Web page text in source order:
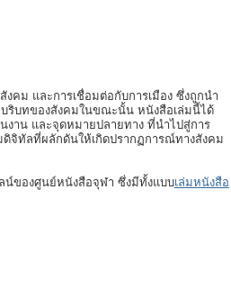
คม และการเชื่อมต่อกับการเมือง ซึ่งถูกนำ
บริบทของสังคมในขณะนั้น หนังสือเล่มนี้ได้
าน และจุดหมายปลายทาง ที่นำไปสู่การ
จิทัลที่ผลักดันให้เกิดปรากฏการณ์ทางสังคม
น์ของศูนย์หนังสือจุฬา ซึ่งมีทั้งแบบเล่มหนังสือ